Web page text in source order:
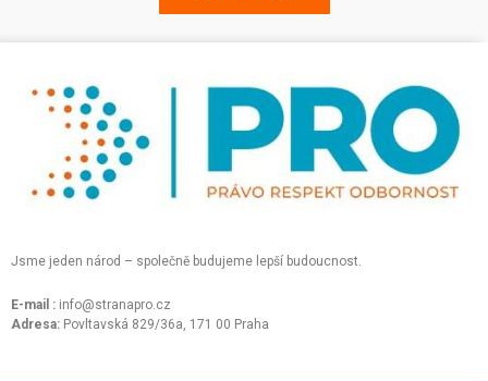
Jsme jeden národ – společně budujeme lepší budoucnost.
E-mail : info@stranapro.cz
Adresa: Povltavská 829/36a, 171 00 Praha